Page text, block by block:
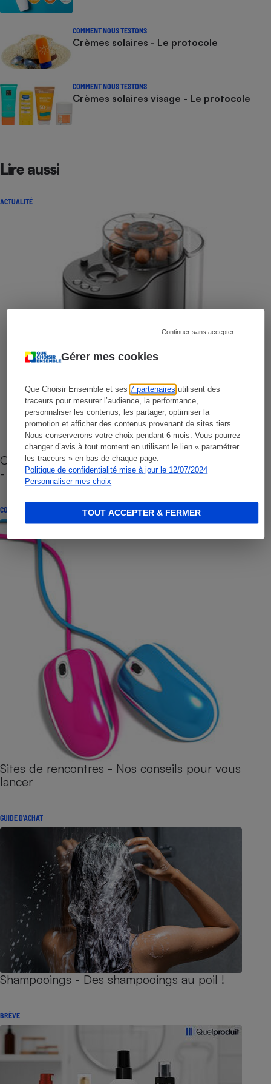
Gérer mes cookies
Que Choisir Ensemble et ses7 partenaires utilisent des
traceurs pour mesurer l’audience, la performance,
personnaliser les contenus, les partager, optimiser la
promotion et afficher des contenus provenant de sites tiers.
Nous conserverons votre choix pendant 6 mois. Vous pourrez
changer d’avis à tout moment en utilisant le lien « paramétrer
les traceurs » en bas de chaque page.
Politique de confidentialité mise à jour le 12/07/2024
Personnaliser mes choix
Continuer sans accepter
TOUT ACCEPTER & FERMER
COMMENT NOUS TESTONS
Crèmes solaires - Le protocole
COMMENT NOUS TESTONS
Crèmes solaires visage - Le protocole
Lire aussi
ACTUALITÉ
Cafetière à capsules zéro déchet CoffeeB (vidéo)
- Premières impressions
CONSEILS
Sites de rencontres - Nos conseils pour vous
lancer
GUIDE D'ACHAT
Shampooings - Des shampooings au poil !
BRÈVE